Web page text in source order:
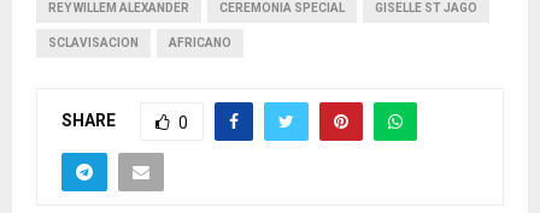
REY WILLEM ALEXANDER CEREMONIA SPECIAL GISELLE ST JAGO
SCLAVISACION AFRICANO
SHARE 0